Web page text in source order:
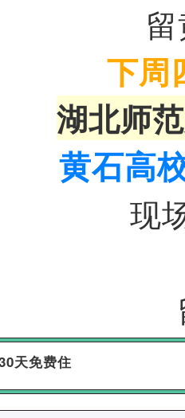
下周
湖北师
黄石高
现
天免费住